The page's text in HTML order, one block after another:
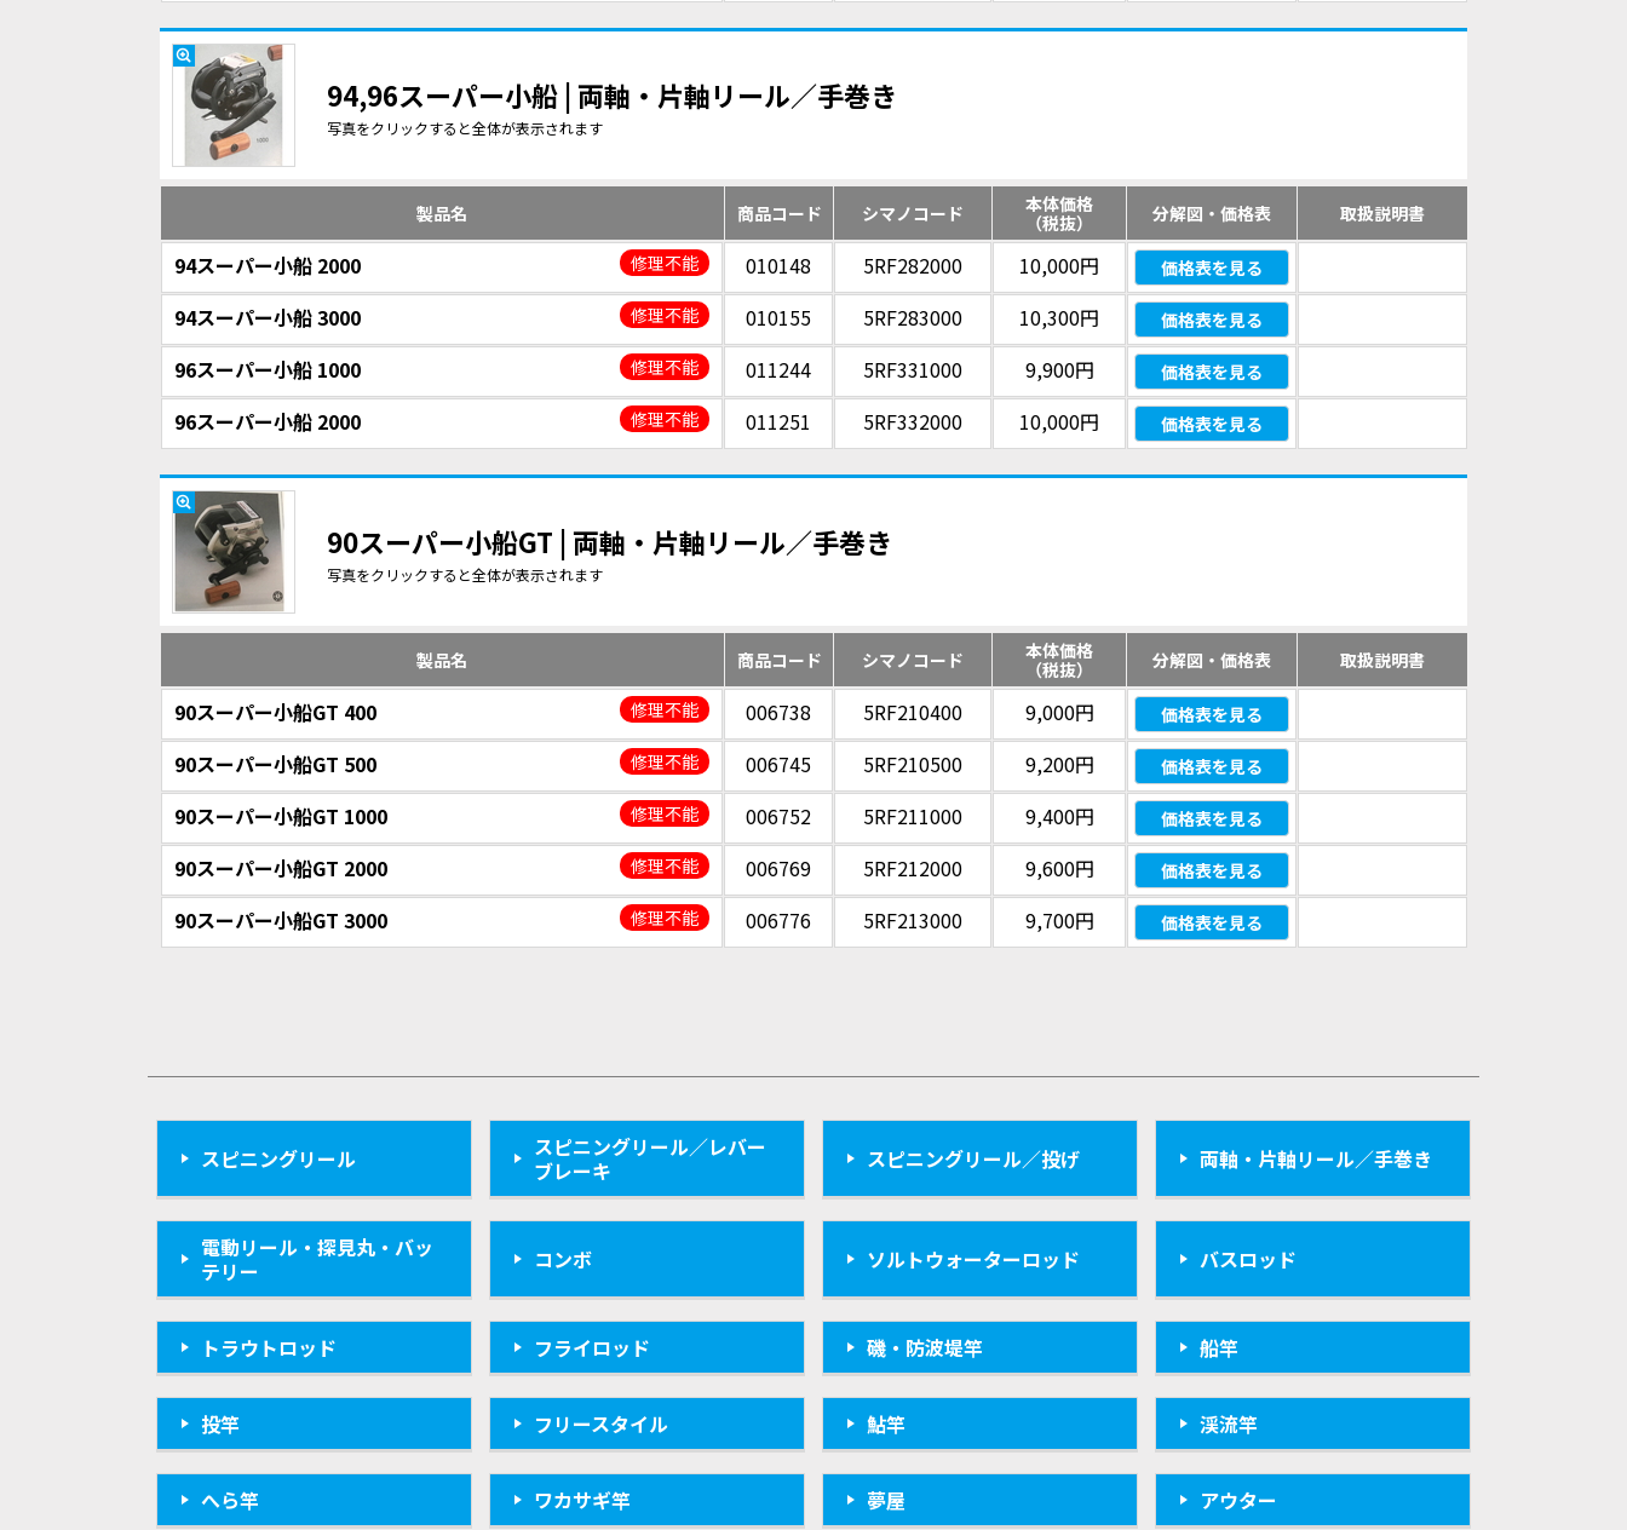
94,96スーパー小船 | 両軸・片軸リール／手巻き
写真をクリックすると全体が表示されます
製品名 商品コード シマノコード
本体価格
（税抜）
分解図・価格表 取扱説明書
94スーパー小船 2000 修理不能 010148 5RF282000 10,000円 価格表を見る
94スーパー小船 3000 修理不能 010155 5RF283000 10,300円 価格表を見る
96スーパー小船 1000 修理不能 011244 5RF331000 9,900円 価格表を見る
96スーパー小船 2000 修理不能 011251 5RF332000 10,000円 価格表を見る
90スーパー小船GT | 両軸・片軸リール／手巻き
写真をクリックすると全体が表示されます
製品名 商品コード シマノコード
本体価格
（税抜）
分解図・価格表 取扱説明書
90スーパー小船GT 400 修理不能 006738 5RF210400 9,000円 価格表を見る
90スーパー小船GT 500 修理不能 006745 5RF210500 9,200円 価格表を見る
90スーパー小船GT 1000 修理不能 006752 5RF211000 9,400円 価格表を見る
90スーパー小船GT 2000 修理不能 006769 5RF212000 9,600円 価格表を見る
90スーパー小船GT 3000 修理不能 006776 5RF213000 9,700円 価格表を見る
スピニングリール
スピニングリール／レバー
ブレーキ
スピニングリール／投げ 両軸・片軸リール／手巻き
電動リール・探見丸・バッ
テリー
コンボ ソルトウォーターロッド バスロッド
トラウトロッド フライロッド 磯・防波堤竿 船竿
投竿 フリースタイル 鮎竿 渓流竿
へら竿 ワカサギ竿 夢屋 アウター